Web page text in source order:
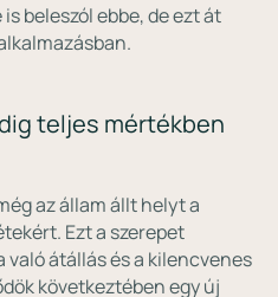
beleszól ebbe, de ezt át
teljes mértékben
az állam állt helyt a
Ezt a szerepet
való átállás és a kilencvenes
következtében egy új